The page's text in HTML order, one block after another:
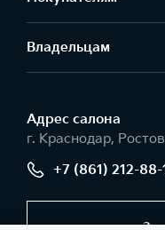
Владельцам
Адрес салонa
г. Краснодар,
+7 (861) 212-88-